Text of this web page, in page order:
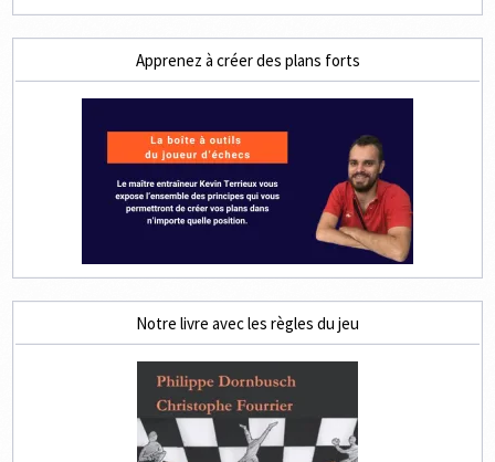
Apprenez à créer des plans forts
Notre livre avec les règles du jeu